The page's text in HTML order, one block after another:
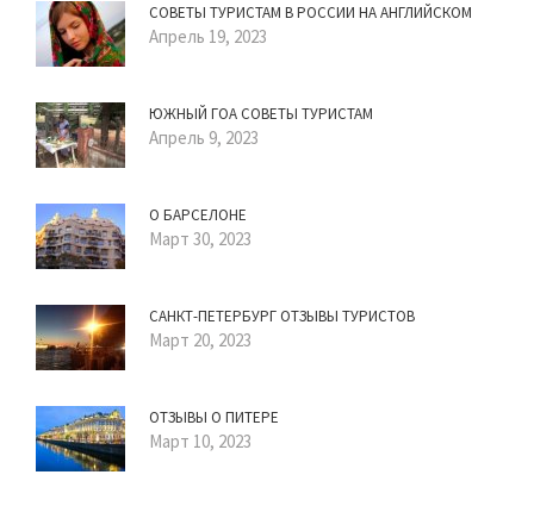
СОВЕТЫ ТУРИСТАМ В РОССИИ НА АНГЛИЙСКОМ
Апрель 19, 2023
ЮЖНЫЙ ГОА СОВЕТЫ ТУРИСТАМ
Апрель 9, 2023
О БАРСЕЛОНЕ
Март 30, 2023
САНКТ-ПЕТЕРБУРГ ОТЗЫВЫ ТУРИСТОВ
Март 20, 2023
ОТЗЫВЫ О ПИТЕРЕ
Март 10, 2023